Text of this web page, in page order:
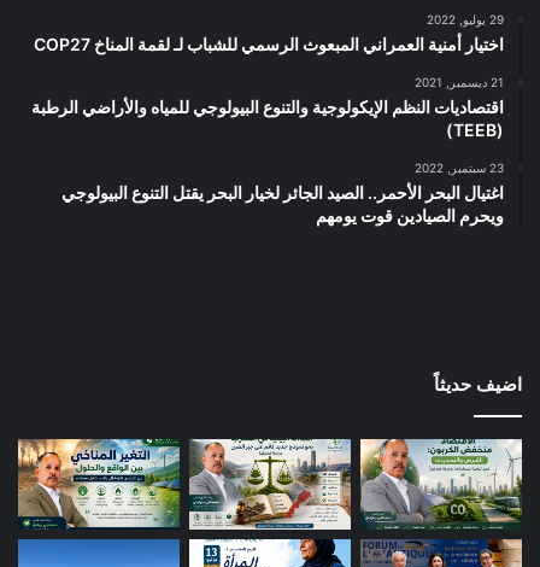
29 يوليو, 2022
اختيار أمنية العمراني المبعوث الرسمي للشباب لـ لقمة المناخ COP27
21 ديسمبر, 2021
اقتصاديات النظم الإيكولوجية والتنوع البيولوجي للمياه والأراضي الرطبة
(TEEB)
23 سبتمبر, 2022
اغتيال البحر الأحمر.. الصيد الجائر لخيار البحر يقتل التنوع البيولوجي
ويحرم الصيادين قوت يومهم
اضيف حديثاً